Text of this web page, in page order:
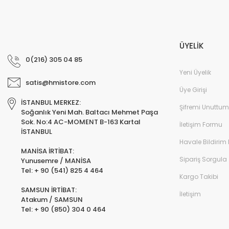
0(216) 305 04 85
satis@hmistore.com
İSTANBUL MERKEZ:
Soğanlık Yeni Mah. Baltacı Mehmet Paşa
Sok. No:4 AC-MOMENT B-163 Kartal
İSTANBUL
MANİSA İRTİBAT:
Yunusemre / MANİSA
Tel: + 90 (541) 825 4 464
SAMSUN İRTİBAT:
Atakum / SAMSUN
Tel: + 90 (850) 304 0 464
ÜYELİK
Yeni Üyelik
Üye Girişi
Şifremi Unuttum
İletişim Formu
Havale Bildirim
Sipariş Sorgula
Kargo Takibi
İletişim